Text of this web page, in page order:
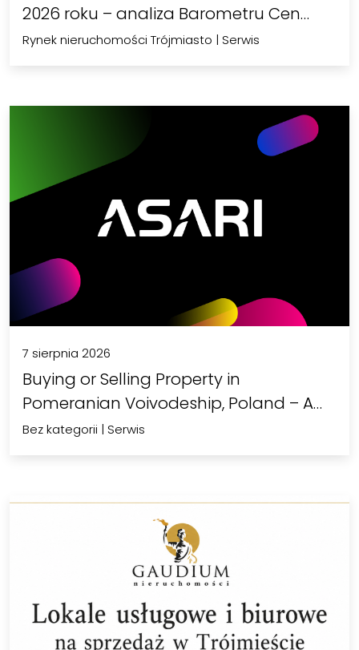
2026 roku – analiza Barometru Cen…
Rynek nieruchomości Trójmiasto | Serwis
7 sierpnia 2026
Buying or Selling Property in
Pomeranian Voivodeship, Poland – A
Complete…
Bez kategorii | Serwis